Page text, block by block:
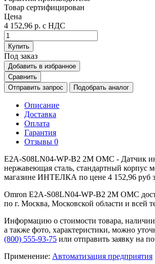
Товар сертифицирован
Цена
4 152,96 р. с НДС
Купить
Под заказ
Добавить в избранное
Сравнить
Отправить запрос
Подобрать аналог
Описание
Доставка
Оплата
Гарантия
Отзывы 0
E2A-S08LN04-WP-B2 2M OMC - Датчик
нержавеющая сталь, стандартный корпус
магазине ИНТЕЛКА по цене 4 152,96 руб
Omron E2A-S08LN04-WP-B2 2M OMC
по г. Москва, Московской области и всей
Информацию о стоимости товара, наличии
а также фото, характеристики, можно
(800) 555-93-75 или отправить заявку на
Применение: Автоматизация предприятия